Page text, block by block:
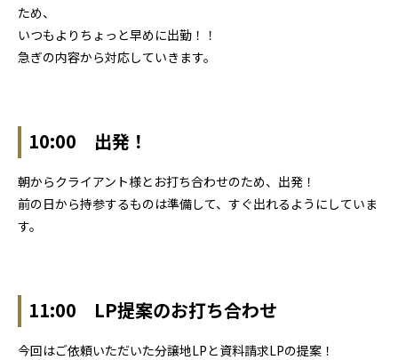
ため、
いつもよりちょっと早めに出勤！！
急ぎの内容から対応していきます。
10:00 出発！
朝からクライアント様とお打ち合わせのため、出発！
前の日から持参するものは準備して、すぐ出れるようにしていま
す。
11:00 LP提案のお打ち合わせ
今回はご依頼いただいた分譲地LPと資料請求LPの提案！